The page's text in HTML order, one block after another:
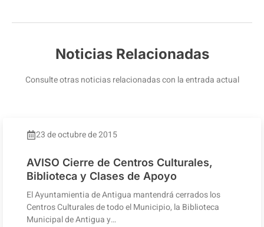
Noticias Relacionadas
Consulte otras noticias relacionadas con la entrada actual
23 de octubre de 2015
AVISO Cierre de Centros Culturales,
Biblioteca y Clases de Apoyo
El Ayuntamientia de Antigua mantendrá cerrados los
Centros Culturales de todo el Municipio, la Biblioteca
Municipal de Antigua y…